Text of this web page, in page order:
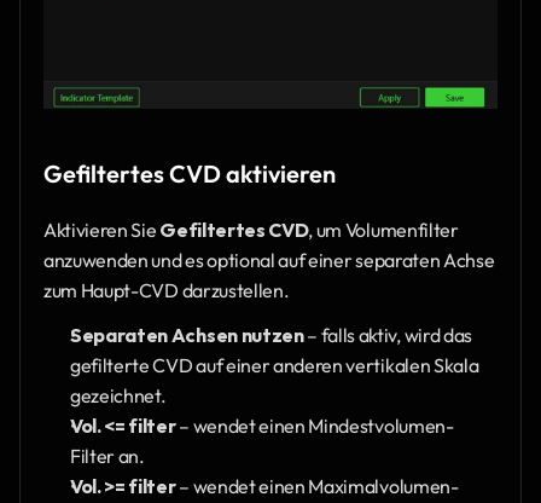
Gefiltertes CVD aktivieren
Aktivieren Sie Gefiltertes CVD, um Volumenfilter
anzuwenden und es optional auf einer separaten Achse
zum Haupt-CVD darzustellen.
Separaten Achsen nutzen – falls aktiv, wird das
gefilterte CVD auf einer anderen vertikalen Skala
gezeichnet.
Vol. <= filter – wendet einen Mindestvolumen-
Filter an.
Vol. >= filter – wendet einen Maximalvolumen-